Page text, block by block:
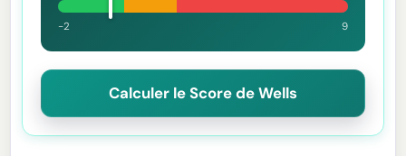
-2 9
Calculer le Score de Wells